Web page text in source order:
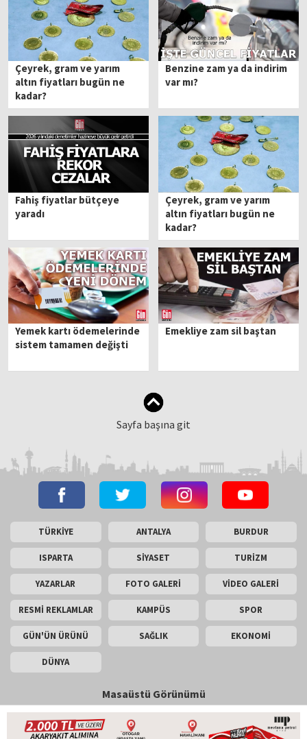
Çeyrek, gram ve yarım
altın fiyatları bugün ne
kadar?
Benzine zam ya da indirim
var mı?
Fahiş fiyatlar bütçeye
yaradı
Çeyrek, gram ve yarım
altın fiyatları bugün ne
kadar?
Yemek kartı ödemelerinde
sistem tamamen değişti
Emekliye zam sil baştan
Sayfa başına git
TÜRKİYE ANTALYA BURDUR
ISPARTA SİYASET TURİZM
YAZARLAR FOTO GALERİ VİDEO GALERİ
RESMİ REKLAMLAR KAMPÜS SPOR
GÜN'ÜN ÜRÜNÜ SAĞLIK EKONOMİ
DÜNYA
Masaüstü Görünümü
İletişim